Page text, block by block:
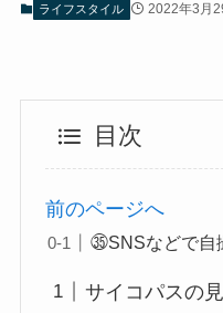
ライフスタイル 2022年3月
目次
前のページへ
㉟SNSなどで自
サイコパスの